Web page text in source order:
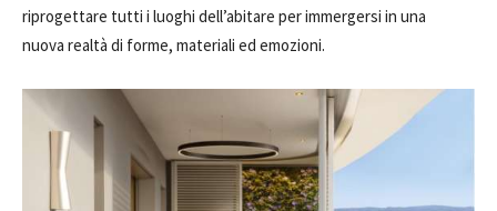
riprogettare tutti i luoghi dell’abitare per immergersi in una
nuova realtà di forme, materiali ed emozioni.